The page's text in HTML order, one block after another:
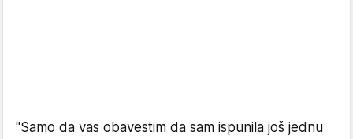
"Samo da vas obavestim da sam ispunila još jednu